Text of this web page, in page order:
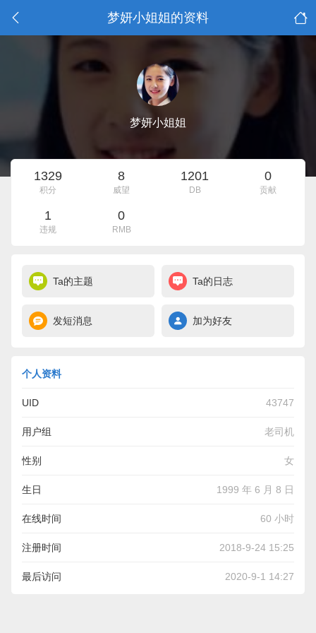
梦妍小姐姐的资料
梦妍小姐姐
1329
积分
8
威望
1201
DB
0
贡献
1
违规
0
RMB
Ta的主题 Ta的日志
发短消息 加为好友
个人资料
UID 43747
用户组 老司机
性别 女
生日 1999 年 6 月 8 日
在线时间 60 小时
注册时间 2018-9-24 15:25
最后访问 2020-9-1 14:27